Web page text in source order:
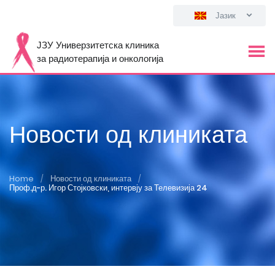
Јазик
ЈЗУ Универзитетска клиника
за радиотерапија и онкологија
Новости од клиниката
Home / Новости од клиниката /
Проф.д-р. Игор Стојковски, интервју за Телевизија 24